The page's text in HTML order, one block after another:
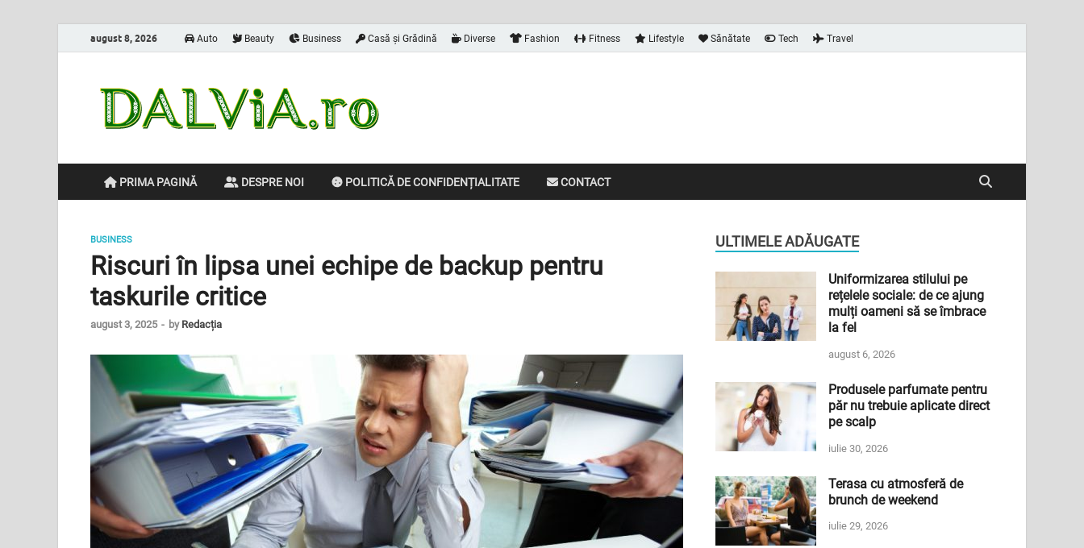
august 8, 2026 Auto Beauty Business Casă și Grădină Diverse Fashion Fitness Lifestyle Sănătate Tech Travel
PRIMA PAGINĂ DESPRE NOI POLITICĂ DE CONFIDENȚIALITATE CONTACT
BUSINESS
Riscuri în lipsa unei echipe de backup pentru
taskurile critice
august 3, 2025 - by Redacția
ULTIMELE ADĂUGATE
Uniformizarea stilului pe
rețelele sociale: de ce ajung
mulți oameni să se îmbrace
la fel
august 6, 2026
Produsele parfumate pentru
păr nu trebuie aplicate direct
pe scalp
iulie 30, 2026
Terasa cu atmosferă de
brunch de weekend
iulie 29, 2026